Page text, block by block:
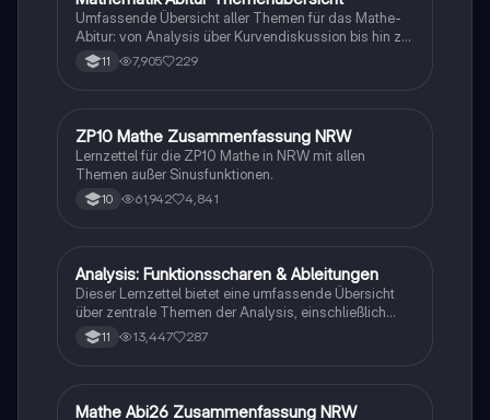
Umfassende Übersicht aller Themen für das Mathe-
Abitur: von Analysis über Kurvendiskussion bis hin zu
Integralrechnung und Stochastik. Ideal für die
Prüfungsvorbereitung mit detaillierten Inhalten zu
11 7,905 229
Mathe
ZP10 Mathe Zusammenfassung NRW
Lernzettel für die ZP10 Mathe in NRW mit allen
Themen außer Sinusfunktionen.
10 61,942 4,841
Mathe
Analysis: Funktionsscharen & Ableitungen
Dieser Lernzettel bietet eine umfassende Übersicht
über zentrale Themen der Analysis, einschließlich
Funktionsscharen, Ableitungen, Extrempunkte,
Integrale und e-Funktionen. Ideal für die Vorbereitung
Beispielen und Schritt-für-Schritt-Anleitungen.
11 13,447 287
Mathe
Mathe Abi26 Zusammenfassung NRW